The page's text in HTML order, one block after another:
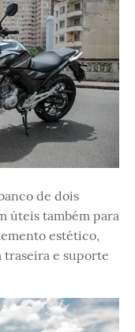
de dois
úteis também para
estético,
traseira e suporte